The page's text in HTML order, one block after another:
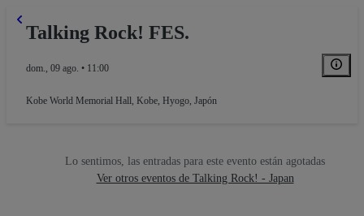
Talking Rock! FES.
dom., 09 ago. • 11:00
Kobe World Memorial Hall, Kobe, Hyogo, Japón
Lo sentimos, las entradas para este evento están agotadas
Ver otros eventos de Talking Rock! - Japan